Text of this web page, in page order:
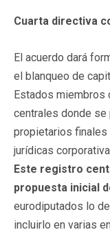
Cuarta directiva
El acuerdo dará
el blanqueo de
Estados miembros
centrales donde
propietarios
jurídicas
Este registro
propuesta inicial
eurodiputados lo
incluirlo en varias